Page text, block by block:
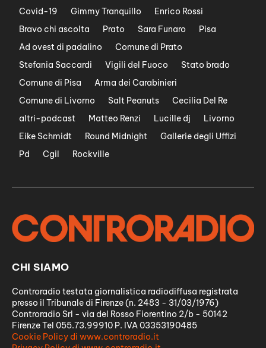
Covid-19
Gimmy Tranquillo
Enrico Rossi
Bravo chi ascolta
Prato Sara Funaro
Pisa
Ad ovest di padalino
Comune di Prato
Stefania Saccardi
Vigili del Fuoco
Stato brado
Comune di Pisa
Arma dei Carabinieri
Comune di Livorno
Salt Peanuts
Cecilia Del Re
altri-podcast
Matteo Renzi Lucille dj
Livorno
Eike Schmidt
Round Midnight
Gallerie degli Uffizi
Pd
Cgil Rockville
CHI SIAMO
Controradio testata giornalistica radiodiffusa registrata
presso il Tribunale di Firenze (n. 2483 - 31/03/1976)
Controradio Srl - via del Rosso Fiorentino 2/b - 50142
Firenze Tel 055.73.99910 P. IVA 03353190485
Cookie Policy di www.controradio.it